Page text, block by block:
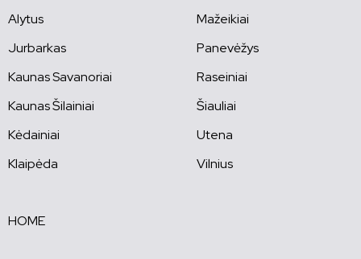
Alytus
Jurbarkas
Kaunas Savanoriai
Kaunas Šilainiai
Kėdainiai
Klaipėda
Mažeikiai
Panevėžys
Raseiniai
Šiauliai
Utena
Vilnius
HOME